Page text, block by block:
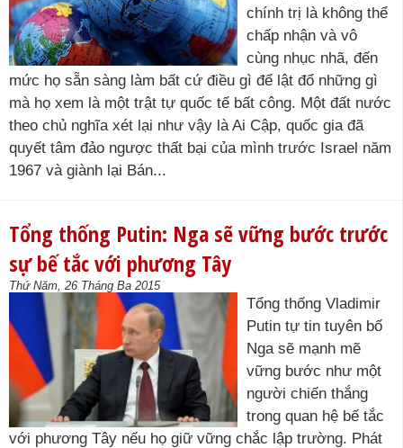
chính trị là không thể
chấp nhận và vô
cùng nhục nhã, đến
mức họ sẵn sàng làm bất cứ điều gì để lật đổ những gì
mà họ xem là một trật tự quốc tế bất công. Một đất nước
theo chủ nghĩa xét lại như vậy là Ai Cập, quốc gia đã
quyết tâm đảo ngược thất bại của mình trước Israel năm
1967 và giành lại Bán...
Tổng thống Putin: Nga sẽ vững bước trước
sự bế tắc với phương Tây
Thứ Năm, 26 Tháng Ba 2015
Tổng thống Vladimir
Putin tự tin tuyên bố
Nga sẽ mạnh mẽ
vững bước như một
người chiến thắng
trong quan hệ bế tắc
với phương Tây nếu họ giữ vững chắc lập trường. Phát